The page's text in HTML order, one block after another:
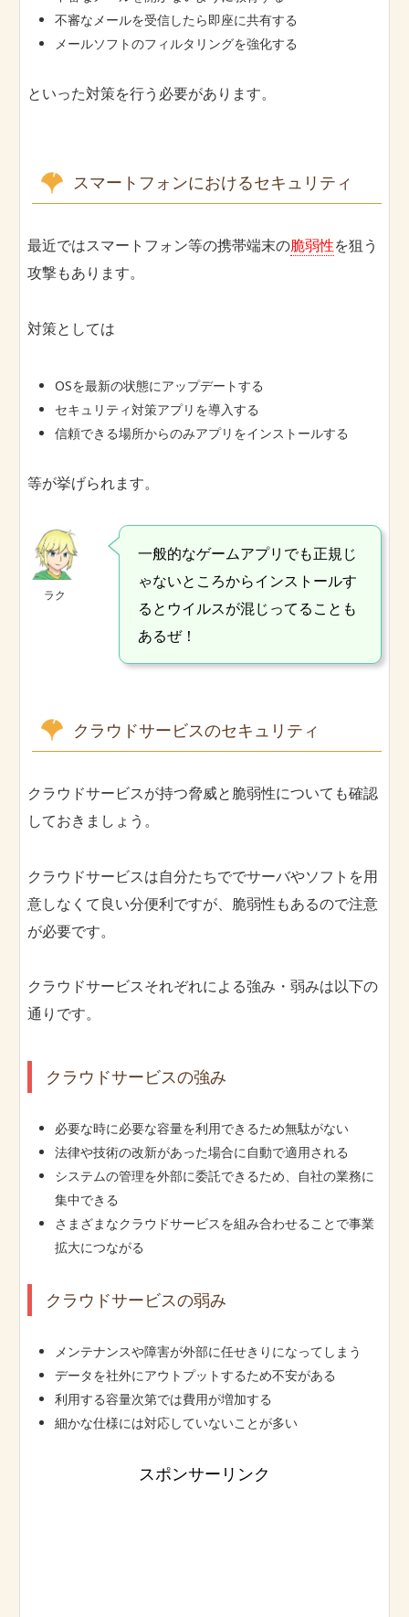
不審なメールを受信したら即座に共有する
メールソフトのフィルタリングを強化する
といった対策を行う必要があります。
スマートフォンにおけるセキュリティ
最近ではスマートフォン等の携帯端末の脆弱性を狙う
攻撃もあります。
対策としては
OSを最新の状態にアップデートする
セキュリティ対策アプリを導入する
信頼できる場所からのみアプリをインストールする
等が挙げられます。
ラク
一般的なゲームアプリでも正規じ
ゃないところからインストールす
るとウイルスが混じってることも
あるぜ！
クラウドサービスのセキュリティ
クラウドサービスが持つ脅威と脆弱性についても確認
しておきましょう。
クラウドサービスは自分たちででサーバやソフトを用
意しなくて良い分便利ですが、脆弱性もあるので注意
が必要です。
クラウドサービスそれぞれによる強み・弱みは以下の
通りです。
クラウドサービスの強み
必要な時に必要な容量を利用できるため無駄がない
法律や技術の改新があった場合に自動で適用される
システムの管理を外部に委託できるため、自社の業務に
集中できる
さまざまなクラウドサービスを組み合わせることで事業
拡大につながる
クラウドサービスの弱み
メンテナンスや障害が外部に任せきりになってしまう
データを社外にアウトプットするため不安がある
利用する容量次第では費用が増加する
細かな仕様には対応していないことが多い
スポンサーリンク